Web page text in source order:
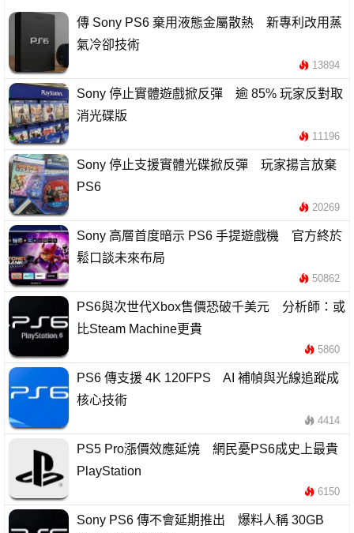
傳 Sony PS6 棄用液態金屬散熱 新專利改用蒸
氣冷卻技術
13894
Sony 停止實體遊戲掀反彈 逾 85% 玩家反對取
消光碟版
11196
Sony 停止支援實體光碟掀反彈 玩家揚言放棄
PS6
20269
Sony 高層首度暗示 PS6 手提遊戲機 官方終於
鬆口談未來布局
50862
PS6與次世代Xbox售價恐破千美元 分析師：或
比Steam Machine更貴
5860
PS6 傳支援 4K 120FPS AI 補幀與光線追蹤成
核心技術
4414
PS5 Pro漲價效應延燒 網民憂PS6成史上最貴
PlayStation
6150
Sony PS6 傳不會延期推出 爆料人稱 30GB